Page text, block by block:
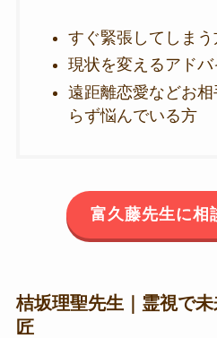
すぐ緊張してしまう
現状を変えるアド
遠距離恋愛などお
らず悩んでいる方
富久藤先生に
桔坂理聖先生｜霊視で
匠